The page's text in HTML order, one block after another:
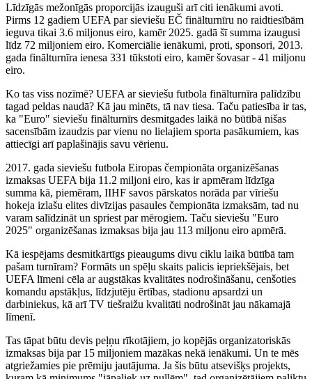
Līdzīgās mežonīgās proporcijās izauguši arī citi ienākumi avoti.
Pirms 12 gadiem UEFA par sieviešu EČ finālturnīru no raidtiesībām
ieguva tikai 3.6 miljonus eiro, kamēr 2025. gadā šī summa izaugusi
līdz 72 miljoniem eiro. Komerciālie ienākumi, proti, sponsori, 2013.
gada finālturnīra ienesa 331 tūkstoti eiro, kamēr šovasar - 41 miljonu
eiro.
Ko tas viss nozīmē? UEFA ar sieviešu futbola finālturnīra palīdzību
tagad peldas naudā? Kā jau minēts, tā nav tiesa. Taču patiesība ir tas,
ka "Euro" sieviešu finālturnīrs desmitgades laikā no būtībā nišas
sacensībām izaudzis par vienu no lielajiem sporta pasākumiem, kas
attiecīgi arī paplašinājis savu vērienu.
2017. gada sieviešu futbola Eiropas čempionāta organizēšanas
izmaksas UEFA bija 11.2 miljoni eiro, kas ir apmēram līdzīga
summa kā, piemēram, IIHF savos pārskatos norāda par vīriešu
hokeja izlašu elites divīzijas pasaules čempionāta izmaksām, tad nu
varam salīdzināt un spriest par mērogiem. Taču sieviešu "Euro
2025" organizēšanas izmaksas bija jau 113 miljonu eiro apmērā.
Kā iespējams desmitkārtīgs pieaugums divu ciklu laikā būtībā tam
pašam turnīram? Formāts un spēļu skaits palicis iepriekšējais, bet
UEFA līmeni cēla ar augstākas kvalitātes nodrošināšanu, cenšoties
komandu apstākļus, līdzjutēju ērtības, stadionu apsardzi un
darbiniekus, kā arī TV tiešraižu kvalitāti nodrošināt jau nākamajā
līmenī.
Tas tāpat būtu devis peļņu rīkotājiem, jo kopējās organizatoriskās
izmaksas bija par 15 miljoniem mazākas nekā ienākumi. Un te mēs
atgriežamies pie prēmiju jautājuma. Ja šis būtu atsevišķs projekts,